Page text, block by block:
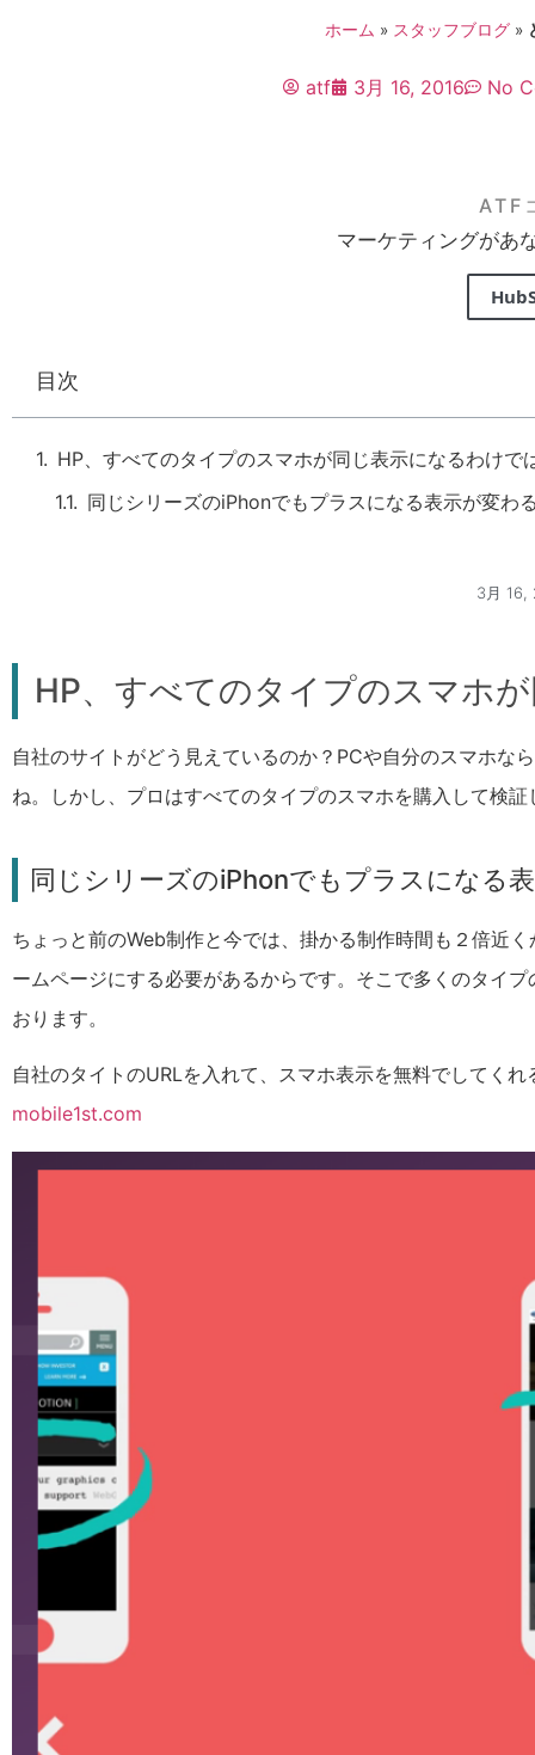
ホーム » スタッフブログ»
atf 3月 16, 2016 No
ATF
マーケティングがあ
目次
HP、すべてのタイプのスマホが同じ表示になるわけで
同じシリーズのiPhonでもプラスになる表示が変わ
3月 16,
HP、すべてのタイプのスマホ
自社のサイトがどう見えているのか？PCや自分のスマホな
ね。しかし、プロはすべてのタイプのスマホを購入して検
同じシリーズのiPhonでもプラスになる
ちょっと前のWeb制作と今では、掛かる制作時間も２倍近
ームページにする必要があるからです。そこで多くのタイ
おります。
自社のタイトのURLを入れて、スマホ表示を無料でしてくれ
mobile1st.com